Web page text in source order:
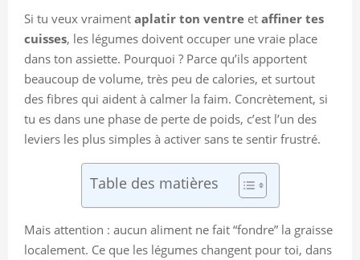
Si tu veux vraiment aplatir ton ventre et affiner tes
cuisses, les légumes doivent occuper une vraie place
dans ton assiette. Pourquoi ? Parce qu’ils apportent
beaucoup de volume, très peu de calories, et surtout
des fibres qui aident à calmer la faim. Concrètement, si
tu es dans une phase de perte de poids, c’est l’un des
leviers les plus simples à activer sans te sentir frustré.
Table des matières
Mais attention : aucun aliment ne fait “fondre” la graisse
localement. Ce que les légumes changent pour toi, dans